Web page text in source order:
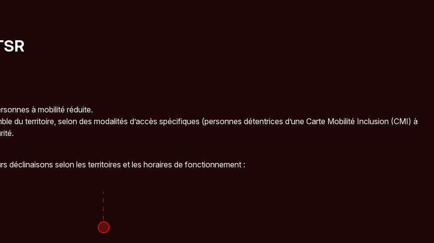
à mobilité réduite.
du territoire, selon des modalités d’accès spécifiques (personnes détentrices d’une Carte Mobilité Inclusion (CMI) à
déclinaisons selon les territoires et les horaires de fonctionnement :